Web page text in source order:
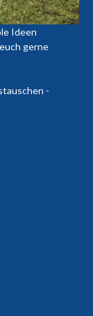
Ideen
gerne
-